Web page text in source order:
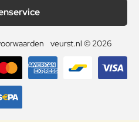
veurst.nl © 2026